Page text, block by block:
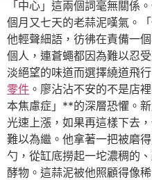
「中心」這兩個詞毫無關係
個月又七天的老蒜泥嘆氣。
他輕聲細語，彷彿在責備一
個人，連蒼蠅都因為難以忍
淡絕望的味道而選擇繞道飛
零件 。廖沾沾不安的不是店
本焦慮症」**的深層恐懼。
光速上漲，如果再這樣下去
難以為繼。他拿著一把被磨
勺，從缸底撈起一坨濃稠的
酵物。這蒜泥被他照顧得像